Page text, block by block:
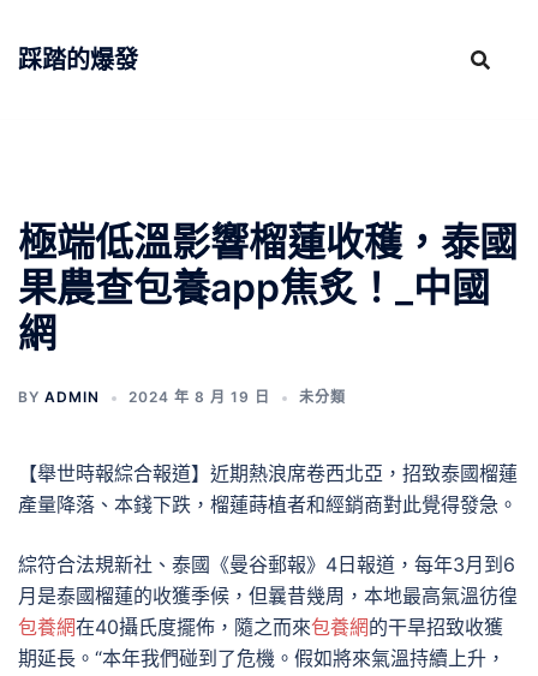
踩踏的爆發
極端低溫影響榴蓮收穫，泰國
果農查包養app焦炙！_中國
網
BY ADMIN 2024 年 8 月 19 日 未分類
【舉世時報綜合報道】近期熱浪席卷西北亞，招致泰國榴蓮
產量降落、本錢下跌，榴蓮蒔植者和經銷商對此覺得發急。
綜符合法規新社、泰國《曼谷郵報》4日報道，每年3月到6
月是泰國榴蓮的收獲季候，但曩昔幾周，本地最高氣溫彷徨
包養網在40攝氏度擺佈，隨之而來包養網的干旱招致收獲
期延長。“本年我們碰到了危機。假如將來氣溫持續上升，